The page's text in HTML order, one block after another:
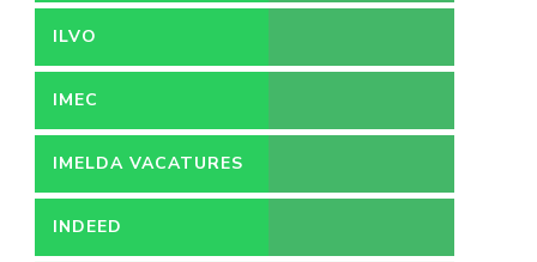
ILVO
IMEC
IMELDA VACATURES
INDEED